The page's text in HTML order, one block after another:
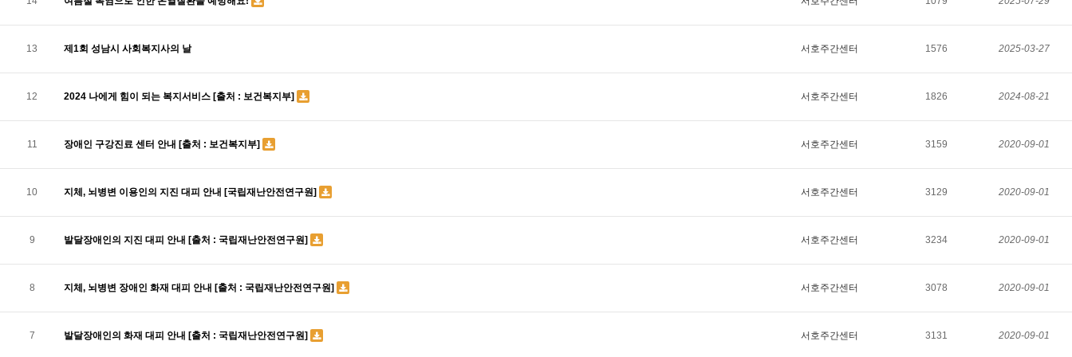
13 제1회 성남시 사회복지사의 날 서호주간센터 1576 2025-03-27
12 2024 나에게 힘이 되는 복지서비스 [출처 : 보건복지부] 서호주간센터 1826 2024-08-21
11 장애인 구강진료 센터 안내 [출처 : 보건복지부] 서호주간센터 3159 2020-09-01
10 지체, 뇌병변 이용인의 지진 대피 안내 [국립재난안전연구원] 서호주간센터 3129 2020-09-01
9 발달장애인의 지진 대피 안내 [출처 : 국립재난안전연구원] 서호주간센터 3234 2020-09-01
8 지체, 뇌병변 장애인 화재 대피 안내 [출처 : 국립재난안전연구원] 서호주간센터 3078 2020-09-01
7 발달장애인의 화재 대피 안내 [출처 : 국립재난안전연구원] 서호주간센터 3131 2020-09-01